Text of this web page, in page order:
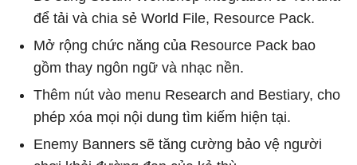
để tải và chia sẻ World File, Resource Pack.
Mở rộng chức năng của Resource Pack bao
gồm thay ngôn ngữ và nhạc nền.
Thêm nút vào menu Research and Bestiary, cho
phép xóa mọi nội dung tìm kiếm hiện tại.
Enemy Banners sẽ tăng cường bảo vệ người